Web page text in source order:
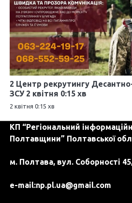
2 Центр рекрутингу
ЗСУ 2 квітня 0:15 хв
2 квітня 0:15 хв
КП “Регіональний
Полтавщини” Полтавської
м. Полтава, вул. Соборності
e-mail:np.pl.ua@gmail.com